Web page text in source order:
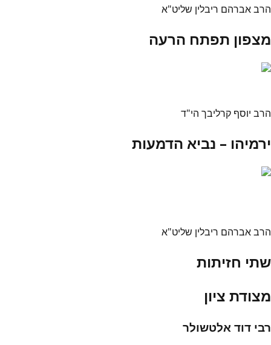
הרב אברהם ריבלין שליט"א
מצפון תפתח הרעה
הרב יוסף קרליבך הי"ד
ירמיהו – נביא הדמעות
הרב אברהם ריבלין שליט"א
שתי חזיתות
מצודת ציון
רבי דוד אלטשולר